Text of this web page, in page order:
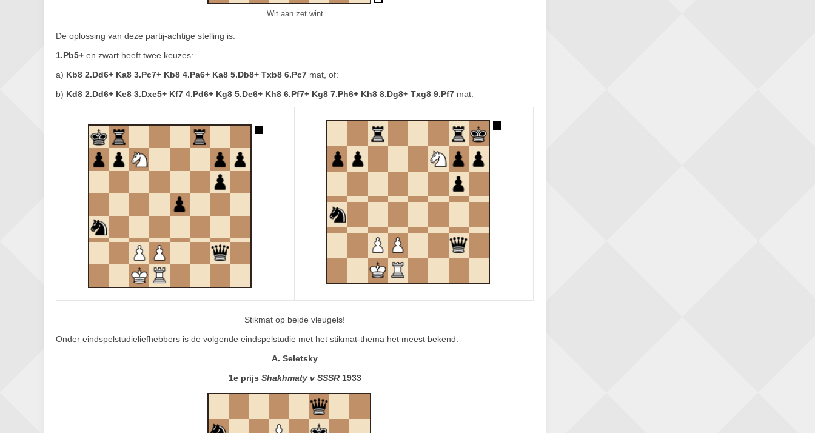
Wit aan zet wint
De oplossing van deze partij-achtige stelling is:
1.Pb5+ en zwart heeft twee keuzes:
a) Kb8 2.Dd6+ Ka8 3.Pc7+ Kb8 4.Pa6+ Ka8 5.Db8+ Txb8 6.Pc7 mat, of:
b) Kd8 2.Dd6+ Ke8 3.Dxe5+ Kf7 4.Pd6+ Kg8 5.De6+ Kh8 6.Pf7+ Kg8 7.Ph6+ Kh8 8.Dg8+ Txg8 9.Pf7 mat.
Stikmat op beide vleugels!
Onder eindspelstudieliefhebbers is de volgende eindspelstudie met het stikmat-thema het meest bekend:
A. Seletsky
1e prijs Shakhmaty v SSSR1933